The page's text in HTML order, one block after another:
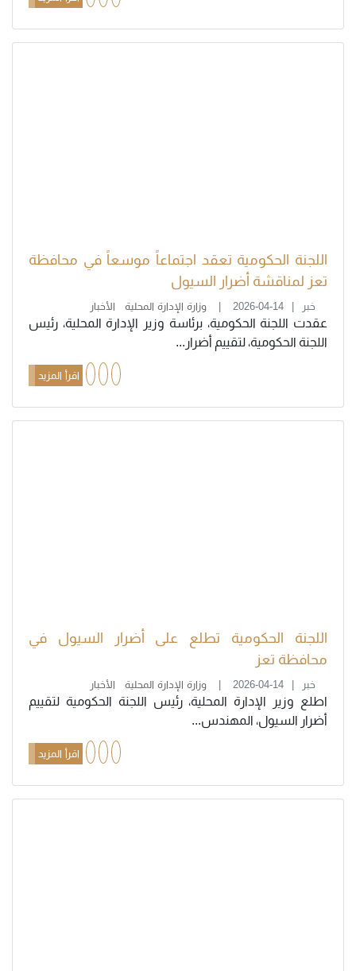
اللجنة الحكومية تعقد اجتماعاً موسعاً في محافظة
تعز لمناقشة أضرار السيول
خبر 2026-04-14 وزارة الإدارة المحلية الأخبار
عقدت اللجنة الحكومية، برئاسة وزير الإدارة المحلية، رئيس
اللجنة الحكومية، لتقييم أضرار...
اقرأ المزيد
اللجنة الحكومية تطلع على أضرار السيول في
محافظة تعز
خبر 2026-04-14 وزارة الإدارة المحلية الأخبار
اطلع وزير الإدارة المحلية، رئيس اللجنة الحكومية لتقييم
أضرار السيول، المهندس...
اقرأ المزيد